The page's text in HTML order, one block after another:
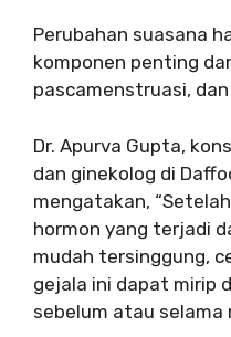
Perubahan suasana
komponen penting
pascamenstruasi,
Dr. Apurva Gupta,
dan ginekolog di
mengatakan,
hormon yang terjadi
mudah tersinggung,
gejala ini dapat mirip
sebelum atau selama